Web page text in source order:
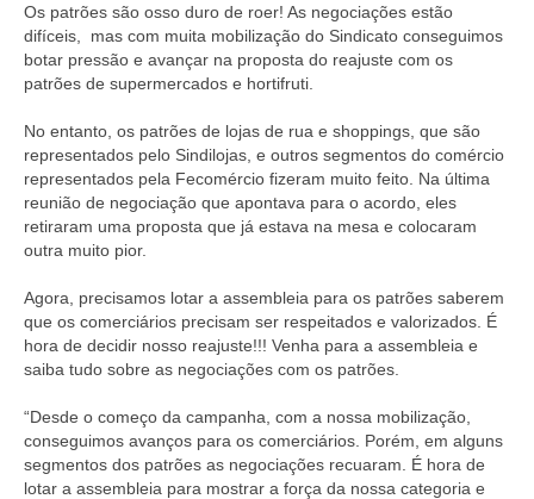
Atendimentos
Coletivo Margaridas
Coletivo de Igualdade Racial
DENÚNCIAS
SERVIÇOS
Cadastro de empresa
Homologações
Jurídico
Declarações
Os patrões são osso duro de roer! As negociações estão
difíceis, mas com muita mobilização do Sindicato conseguimos
botar pressão e avançar na proposta do reajuste com os
patrões de supermercados e hortifruti.
No entanto, os patrões de lojas de rua e shoppings, que são
representados pelo Sindilojas, e outros segmentos do comércio
representados pela Fecomércio fizeram muito feito. Na última
reunião de negociação que apontava para o acordo, eles
retiraram uma proposta que já estava na mesa e colocaram
outra muito pior.
Agora, precisamos lotar a assembleia para os patrões saberem
que os comerciários precisam ser respeitados e valorizados. É
hora de decidir nosso reajuste!!! Venha para a assembleia e
saiba tudo sobre as negociações com os patrões.
“Desde o começo da campanha, com a nossa mobilização,
conseguimos avanços para os comerciários. Porém, em alguns
segmentos dos patrões as negociações recuaram. É hora de
lotar a assembleia para mostrar a força da nossa categoria e